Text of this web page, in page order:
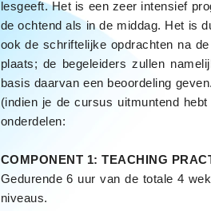
lesgeeft. Het is een zeer intensief
de ochtend als in de middag. Het is
ook de schriftelijke opdrachten na
plaats; de begeleiders zullen
basis daarvan een beoordeling
(indien je de cursus uitmuntend
onderdelen:
COMPONENT 1: TEACHING
Gedurende 6 uur van de totale 4
niveaus.